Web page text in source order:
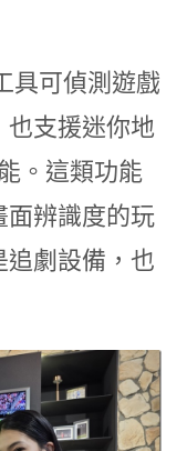
具可偵測遊戲
也支援迷你地
。這類功能
面辨識度的玩
追劇設備，也